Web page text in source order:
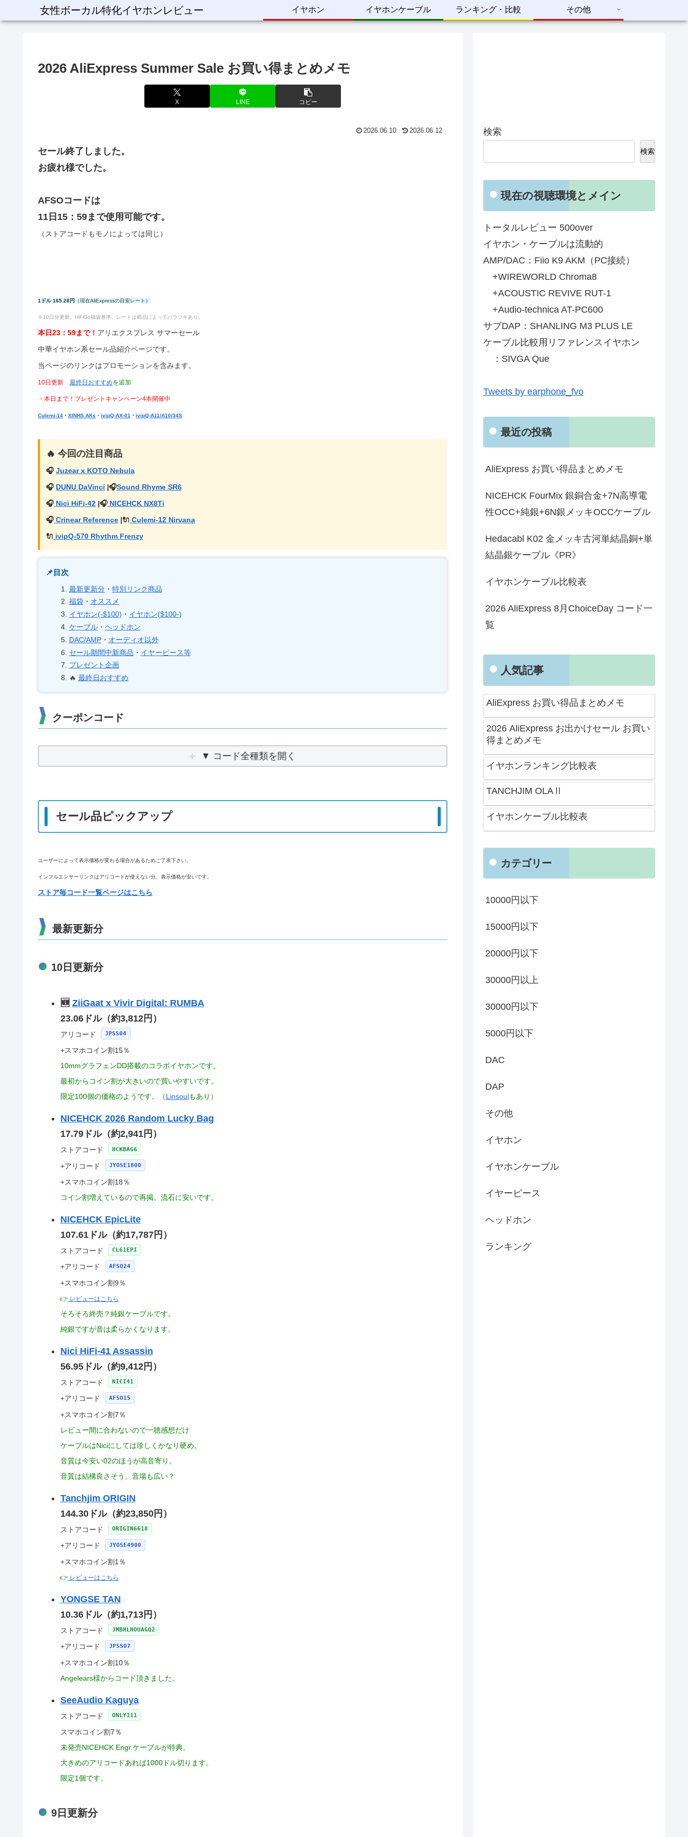
女性ボーカル特化イヤホンレビュー イヤホン イヤホンケーブル ランキング・比較 その他
2026 AliExpress Summer Sale お買い得まとめメモ
X LINE コピー
2026.06.10 2026.06.12
セール終了しました。
お疲れ様でした。
AFSOコードは
11日15：59まで使用可能です。
（ストアコードもモノによっては同じ）
1ドル 165.28円 （現在AliExpressの目安レート）
※10日分更新。HiFiGo福袋基準。レートは商品によってバラツキあり。
本日23：59まで！ アリエクスプレス サマーセール
中華イヤホン系セール品紹介ページです。
当ページのリンクはプロモーションを含みます。
10日更新 最終日おすすめを追加
・本日まで！プレゼントキャンペーン4本開催中
Culemi-14 ・ XINHS AKs ・ ivipQ-AX-01 ・ ivipQ-A11/A10/34S
🔥 今回の注目商品
🎧Juzear x KOTO Nebula
🎧 DUNU DaVinci |🎧Sound Rhyme SR6
🎧Nici HiFi-42 |🎧NICEHCK NX8Ti
🎧Crinear Reference |🔌 Culemi-12 Nirvana
🔌 ivipQ-570 Rhythm Frenzy
📌目次
最新更新分・ 特別リンク商品
福袋・ オススメ
イヤホン(-$100) ・ イヤホン($100-)
ケーブル・ ヘッドホン
DAC/AMP・ オーディオ以外
セール期間中新商品 ・ イヤーピース等
プレゼント企画
🔥 最終日おすすめ
クーポンコード
▼ コード全種類を開く
セール品ピックアップ
ユーザーによって表示価格が変わる場合があるためご了承下さい。
インフルエンサーリンクはアリコードが使えない分、表示価格が安いです。
ストア毎コード一覧ページはこちら
最新更新分
10日更新分
🆕 ZiiGaat x Vivir Digital: RUMBA
23.06ドル（約3,812円）
アリコード JPSS04
+スマホコイン割15％
10mmグラフェンDD搭載のコラボイヤホンです。
最初からコイン割が大きいので買いやすいです。
限定100個の価格のようです。（Linsoulもあり）
NICEHCK 2026 Random Lucky Bag
17.79ドル（約2,941円）
ストアコード HCKBAG6
+アリコード JYOSE1800
+スマホコイン割18％
コイン割増えているので再掲。流石に安いです。
NICEHCK EpicLite
107.61ドル（約17,787円）
ストアコード CL61EPI
+アリコード AFSO24
+スマホコイン割9％
👉 レビューはこちら
そろそろ終売？純銀ケーブルです。
純銀ですが音は柔らかくなります。
Nici HiFi-41 Assassin
56.95ドル（約9,412円）
ストアコード NICI41
+アリコード AFSO15
+スマホコイン割7％
レビュー間に合わないので一聴感想だけ
ケーブルはNiciにしては珍しくかなり硬め。
音質は今安い02のほうが高音寄り。
音質は結構良さそう。音場も広い？
Tanchjim ORIGIN
144.30ドル（約23,850円）
ストアコード ORIGIN6618
+アリコード JYOSE4900
+スマホコイン割1％
👉 レビューはこちら
YONGSE TAN
10.36ドル（約1,713円）
ストアコード JMBHLHOUAGQ2
+アリコード JPSS07
+スマホコイン割10％
Angelears様からコード頂きました。
SeeAudio Kaguya
ストアコード ONLY111
スマホコイン割7％
未発売NICEHCK Engr.ケーブルが特典。
大きめのアリコードあれば1000ドル切ります。
限定1個です。
9日更新分
検索
検索
現在の視聴環境とメイン
トータルレビュー 500over
イヤホン・ケーブルは流動的
AMP/DAC：Fiio K9 AKM（PC接続）
+WIREWORLD Chroma8
+ACOUSTIC REVIVE RUT-1
+Audio-technica AT-PC600
サブDAP：SHANLING M3 PLUS LE
ケーブル比較用リファレンスイヤホン
：SIVGA Que
Tweets by earphone_fvo
最近の投稿
AliExpress お買い得品まとめメモ
NICEHCK FourMix 銀銅合金+7N高導電
性OCC+純銀+6N銀メッキOCCケーブル
Hedacabl K02 金メッキ古河単結晶銅+単
結晶銀ケーブル《PR》
イヤホンケーブル比較表
2026 AliExpress 8月ChoiceDay コード一
覧
人気記事
AliExpress お買い得品まとめメモ
2026 AliExpress お出かけセール お買い
得まとめメモ
イヤホンランキング比較表
TANCHJIM OLAⅡ
イヤホンケーブル比較表
カテゴリー
10000円以下
15000円以下
20000円以下
30000円以上
30000円以下
5000円以下
DAC
DAP
その他
イヤホン
イヤホンケーブル
イヤーピース
ヘッドホン
ランキング